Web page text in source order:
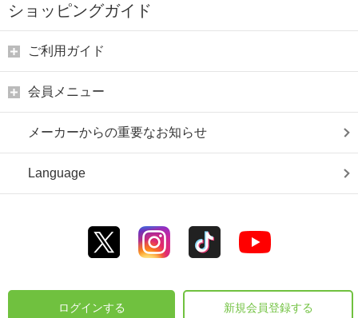
ショッピングガイド
ご利用ガイド
会員メニュー
メーカーからの重要なお知らせ
Language
ログインする 新規会員登録する